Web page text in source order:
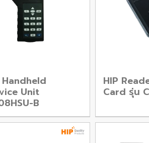
Handheld
Unit
B
HIP
Card รุ่น